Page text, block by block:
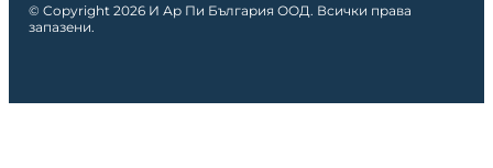
© Copyright 2026 И Ар Пи България ООД. Всички права
запазени.